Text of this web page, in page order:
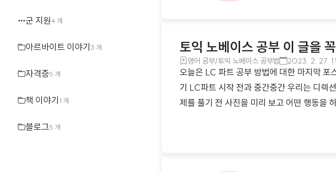
군 지원4 개
아르바이트 이야기3 개
자격증5 개
책 이야기 1 개
블로그5 개
문제를 풀게 되
한다는 음성이
게 연습해 보시
토익 노베이스 공부 이 글을
영어 공부/토익 노베이스 공부법 2023. 2. 27.
오늘은 LC 파트 공부 방법에 대한 마지막
기 LC파트 시작 전과 중간중간 우리는 디렉
제를 풀기 전 사진을 미리 보고 어떤 행동을